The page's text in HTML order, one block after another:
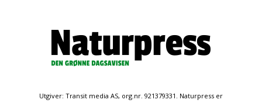
Utgiver: Transit media AS, org.nr. 921379331. Naturpress er